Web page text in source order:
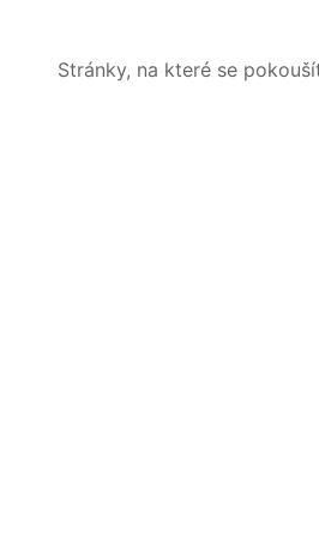
Stránky, na které se